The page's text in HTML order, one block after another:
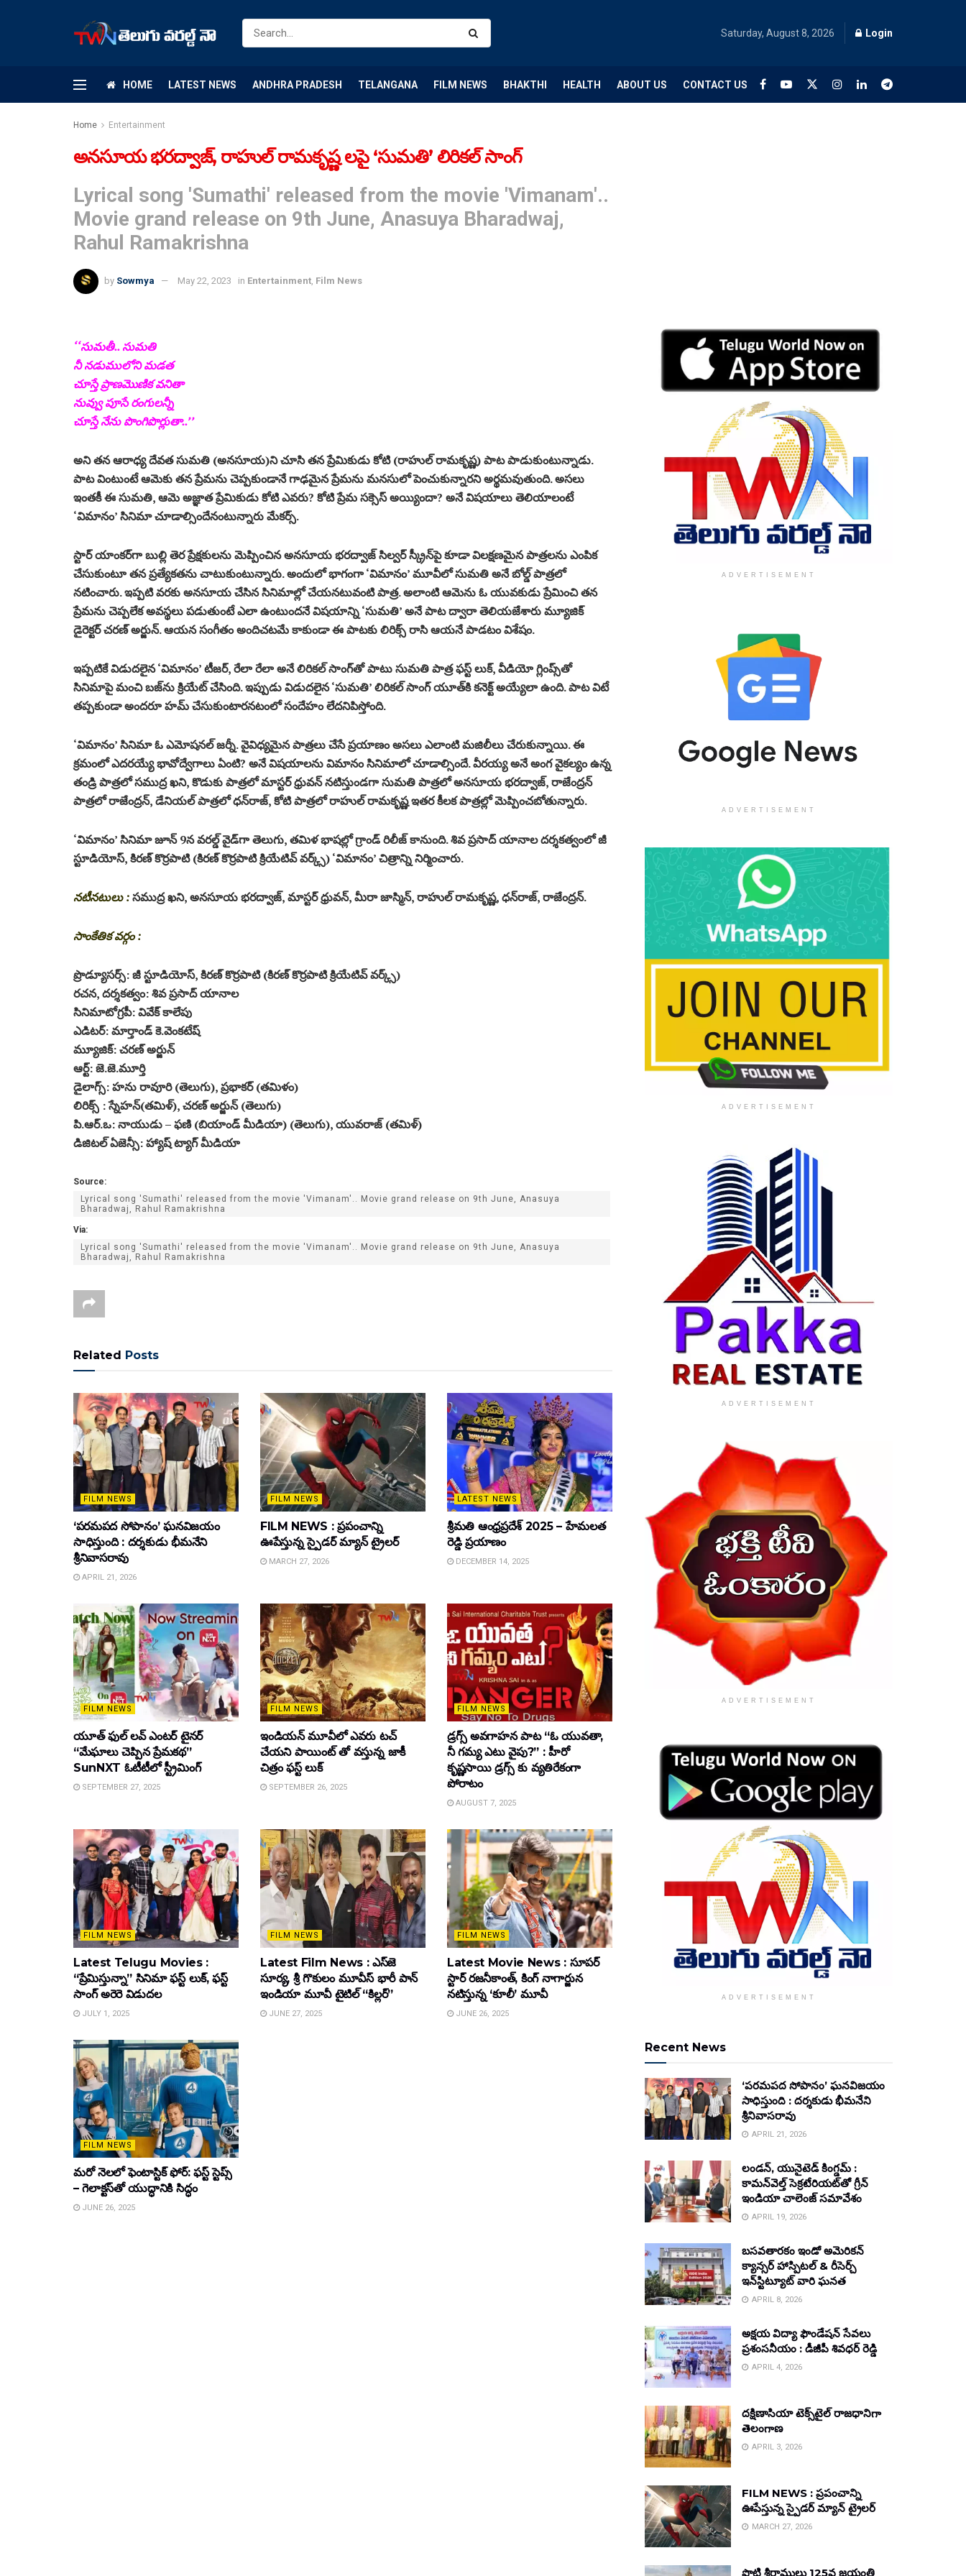
Saturday, August 8, 2026 Login
HOME LATEST NEWS ANDHRA PRADESH TELANGANA FILM NEWS BHAKTHI HEALTH ABOUT US CONTACT US
Home Entertainment
అనసూయ భరద్వాజ్, రాహుల్ రామకృష్ణ‌ ల‌పై ‘సుమతి’ లిరికల్ సాంగ్
Lyrical song 'Sumathi' released from the movie 'Vimanam'..
Movie grand release on 9th June, Anasuya Bharadwaj,
Rahul Ramakrishna
by Sowmya May 22, 2023 in Entertainment, Film News
‘‘సుమ‌తీ.. సుమ‌తి
నీ న‌డుములోని మ‌డ‌త
చూస్తే ప్రాణ‌మొణిక వ‌నితా
నువ్వు పూసే రంగుల‌న్నీ
చూస్తే నేను పొంగిపొర్లుతా..’’
అని త‌న ఆరాధ్య దేవ‌త సుమ‌తి (అన‌సూయ‌)ని చూసి త‌న ప్రేమికుడు కోటి (రాహుల్ రామ‌కృష్ణ‌) పాట పాడుకుంటున్నాడు.
పాట వింటుంటే ఆమెకు త‌న ప్రేమ‌ను చెప్ప‌కుండానే గాఢ‌మైన ప్రేమ‌ను మ‌న‌సులో పెంచుకున్నార‌ని అర్థ‌మ‌వుతుంది. అసలు
ఇంత‌కీ ఈ సుమ‌తి, ఆమె అజ్ఞాత‌ ప్రేమికుడు కోటి ఎవ‌రు? కోటి ప్రేమ స‌క్సెస్ అయ్యిందా? అనే విష‌యాలు తెలియాలంటే
‘విమానం’ సినిమా చూడాల్సిందేనంటున్నారు మేకర్స్.
స్టార్ యాంకర్‌గా బుల్లి తెర ప్రేక్ష‌కుల‌ను మెప్పించిన అన‌సూయ భ‌రద్వాజ్ సిల్వ‌ర్ స్క్రీన్‌పై కూడా విల‌క్ష‌ణ‌మైన పాత్ర‌ల‌ను ఎంపిక
చేసుకుంటూ త‌న ప్ర‌త్యేక‌త‌ను చాటుకుంటున్నారు. అందులో భాగంగా ‘విమానం’ మూవీలో సుమ‌తి అనే బోల్డ్ పాత్ర‌లో
న‌టించారు. ఇప్ప‌టి వ‌ర‌కు అన‌సూయ చేసిన సినిమాల్లో చేయ‌న‌టువంటి పాత్ర‌. అలాంటి ఆమెను ఓ యువ‌కుడు ప్రేమించి త‌న
ప్రేమ‌ను చెప్ప‌లేక అవ‌స్థ‌లు ప‌డుతుంటే ఎలా ఉంటుంద‌నే విష‌యాన్ని ‘సుమతి’ అనే పాట ద్వారా తెలియజేశారు మ్యూజిక్
డైరెక్టర్ చరణ్ అర్జున్. ఆయ‌న సంగీతం అందిచ‌ట‌మే కాకుండా ఈ పాట‌కు లిరిక్స్ రాసి ఆయ‌నే పాడ‌టం విశేషం.
ఇప్ప‌టికే విడుద‌లైన ‘విమానం’ టీజ‌ర్‌, రేలా రేలా అనే లిరికల్ సాంగ్‌తో పాటు సుమ‌తి పాత్ర ఫ‌స్ట్ లుక్‌, వీడియో గ్లింప్స్‌తో
సినిమాపై మంచి బ‌జ్‌ను క్రియేట్ చేసింది. ఇప్పుడు విడుదలైన ‘సుమతి’ లిరికల్ సాంగ్ యూత్‌కి క‌నెక్ట్ అయ్యేలా ఉంది. పాట విటే
త‌ప్ప‌కుండా అంద‌రూ హ‌మ్ చేసుకుంటార‌న‌టంలో సందేహం లేద‌నిపిస్తోంది.
‘విమానం’ సినిమా ఓ ఎమోష‌న‌ల్ జ‌ర్నీ. వైవిధ్య‌మైన పాత్ర‌లు చేసే ప్ర‌యాణం అస‌లు ఎలాంటి మ‌జిలీలు చేరుకున్నాయి. ఈ
క్ర‌మంలో ఎద‌ర‌య్యే భావోద్వేగాలు ఏంటి? అనే విష‌యాల‌ను విమానం సినిమాలో చూడాల్సిందే. వీర‌య్య అనే అంగ వైకల్యం ఉన్న
తండ్రి పాత్ర‌లో స‌ముద్ర ఖ‌ని, కొడుకు పాత్రలో మాస్టర్ ధ్రువన్ న‌టిస్తుండగా సుమ‌తి పాత్ర‌లో అన‌సూయ భ‌ర‌ద్వాజ్‌, రాజేంద్ర‌న్
పాత్ర‌లో రాజేంద్ర‌న్‌, డేనియ‌ల్ పాత్ర‌లో ధ‌న్‌రాజ్‌, కోటి పాత్ర‌లో రాహుల్ రామ‌కృష్ణ ఇత‌ర కీల‌క పాత్ర‌ల్లో మెప్పించబోతున్నారు.
‘విమానం’ సినిమా జూన్ 9న వరల్డ్ వైడ్‌గా తెలుగు, త‌మిళ భాష‌ల్లో గ్రాండ్ రిలీజ్ కానుంది. శివ ప్రసాద్ యానాల దర్శకత్వంలో జీ
స్టూడియోస్‌, కిర‌ణ్ కొర్ర‌పాటి (కిర‌ణ్ కొర్ర‌పాటి క్రియేటివ్ వ‌ర్క్స్‌) ‘విమానం’ చిత్రాన్ని నిర్మించారు.
న‌టీన‌టులు :స‌ముద్ర ఖ‌ని, అన‌సూయ భ‌ర‌ద్వాజ్‌, మాస్ట‌ర్ ధ్రువ‌న్‌, మీరా జాస్మిన్, రాహుల్ రామ‌కృష్ణ‌, ధ‌న్‌రాజ్‌, రాజేంద్ర‌న్.
సాంకేతిక వ‌ర్గం :
ప్రొడ్యూస‌ర్స్‌: జీ స్టూడియోస్‌, కిర‌ణ్ కొర్ర‌పాటి (కిర‌ణ్ కొర్ర‌పాటి క్రియేటివ్ వ‌ర్క్స్‌)
ర‌చ‌న‌, ద‌ర్శ‌క‌త్వం: శివ ప్ర‌సాద్ యానాల‌
సినిమాటోగ్ర‌పీ: వివేక్ కాలేపు
ఎడిట‌ర్‌: మార్తాండ్ కె.వెంక‌టేష్‌
మ్యూజిక్‌: చ‌ర‌ణ్ అర్జున్‌
ఆర్ట్‌: జె.జె.మూర్తి
డైలాగ్స్‌: హ‌ను రావూరి (తెలుగు), ప్ర‌భాక‌ర్ (త‌మిళం)
లిరిక్స్ : స్నేహ‌న్‌(తమిళ్), చరణ్ అర్జున్ (తెలుగు)
పి.ఆర్‌.ఒ: నాయుడు – ఫ‌ణి (బియాండ్ మీడియా) (తెలుగు), యువ‌రాజ్ (త‌మిళ్‌)
డిజిట‌ల్ ఏజెన్సీ: హ్యాష్ ట్యాగ్ మీడియా
Source:
Lyrical song 'Sumathi' released from the movie 'Vimanam'.. Movie grand release on 9th June, Anasuya
Bharadwaj, Rahul Ramakrishna
Via:
Lyrical song 'Sumathi' released from the movie 'Vimanam'.. Movie grand release on 9th June, Anasuya
Bharadwaj, Rahul Ramakrishna
Related Posts
FILM NEWS
‘పరమపద సోపానం’ ఘనవిజయం
సాధిస్తుంది : దర్శకుడు భీమనేని
శ్రీనివాసరావు
APRIL 21, 2026
FILM NEWS
FILM NEWS : ప్రపంచాన్ని
ఊపేస్తున్న స్పైడర్ మ్యాన్ ట్రైలర్
MARCH 27, 2026
LATEST NEWS
శ్రీమతి ఆంధ్రప్రదేశ్ 2025 – హేమలత
రెడ్డి ప్రయాణం
DECEMBER 14, 2025
FILM NEWS
యూత్ ఫుల్ లవ్ ఎంటర్ టైనర్
“మేఘాలు చెప్పిన ప్రేమకథ”
SunNXT ఓటీటీలో స్ట్రీమింగ్
SEPTEMBER 27, 2025
FILM NEWS
ఇండియన్ మూవీలో ఎవరు టచ్
చేయని పాయింట్ తో వస్తున్న జాకీ
చిత్రం ఫస్ట్ లుక్
SEPTEMBER 26, 2025
FILM NEWS
డ్రగ్స్ అవగాహన పాట “ఓ యువతా,
నీ గమ్య ఎటు వైపు?” : హీరో
కృష్ణసాయి డ్రగ్స్ కు వ్యతిరేకంగా
పోరాటం
AUGUST 7, 2025
FILM NEWS
Latest Telugu Movies :
“ప్రేమిస్తున్నా” సినిమా ఫస్ట్ లుక్, ఫస్ట్
సాంగ్ అరెరె విడుదల
JULY 1, 2025
FILM NEWS
Latest Film News : ఎస్‌జె
సూర్య, శ్రీ గొకులం మూవీస్‌ భారీ పాన్‌
ఇండియా మూవీ టైటిల్ “కిల్లర్”
JUNE 27, 2025
FILM NEWS
Latest Movie News : సూపర్
స్టార్ రజనీకాంత్, కింగ్ నాగార్జున
నటిస్తున్న ‘కూలీ’ మూవీ
JUNE 26, 2025
FILM NEWS
మరో నెలలో ఫెంటాస్టిక్ ఫోర్: ఫస్ట్ స్టెప్స్
– గెలాక్టస్‌తో యుద్ధానికి సిద్ధం
JUNE 26, 2025
ADVERTISEMENT
ADVERTISEMENT
ADVERTISEMENT
ADVERTISEMENT
ADVERTISEMENT
ADVERTISEMENT
Recent News
‘పరమపద సోపానం’ ఘనవిజయం
సాధిస్తుంది : దర్శకుడు భీమనేని
శ్రీనివాసరావు
APRIL 21, 2026
లండన్, యునైటెడ్ కింగ్డమ్ :
కామన్‌వెల్త్ సెక్రటేరియట్‌తో గ్రీన్
ఇండియా చాలెంజ్ సమావేశం
APRIL 19, 2026
బసవతారకం ఇండో అమెరికన్
క్యాన్సర్ హాస్పిటల్ & రీసెర్చ్
ఇన్‌స్టిట్యూట్ వారి ఘనత
APRIL 8, 2026
అక్షయ విద్యా ఫౌండేషన్ సేవలు
ప్రశంసనీయం : డీజీపీ శివధర్ రెడ్డి
APRIL 4, 2026
దక్షిణాసియా టెక్స్‌టైల్ రాజధానిగా
తెలంగాణ
APRIL 3, 2026
FILM NEWS : ప్రపంచాన్ని
ఊపేస్తున్న స్పైడర్ మ్యాన్ ట్రైలర్
MARCH 27, 2026
పొట్టి శ్రీరాములు 125వ జయంతి